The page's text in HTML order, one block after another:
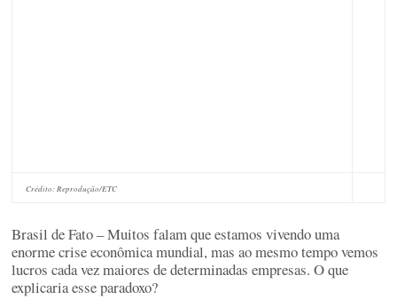
Crédito: Reprodução/ETC
Brasil de Fato – Muitos falam que estamos vivendo uma
enorme crise econômica mundial, mas ao mesmo tempo vemos
lucros cada vez maiores de determinadas empresas. O que
explicaria esse paradoxo?